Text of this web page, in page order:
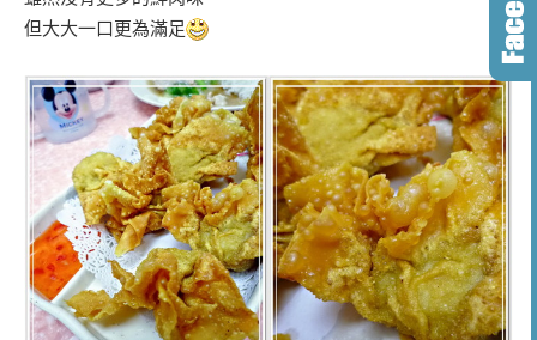
但大大一口更為滿足